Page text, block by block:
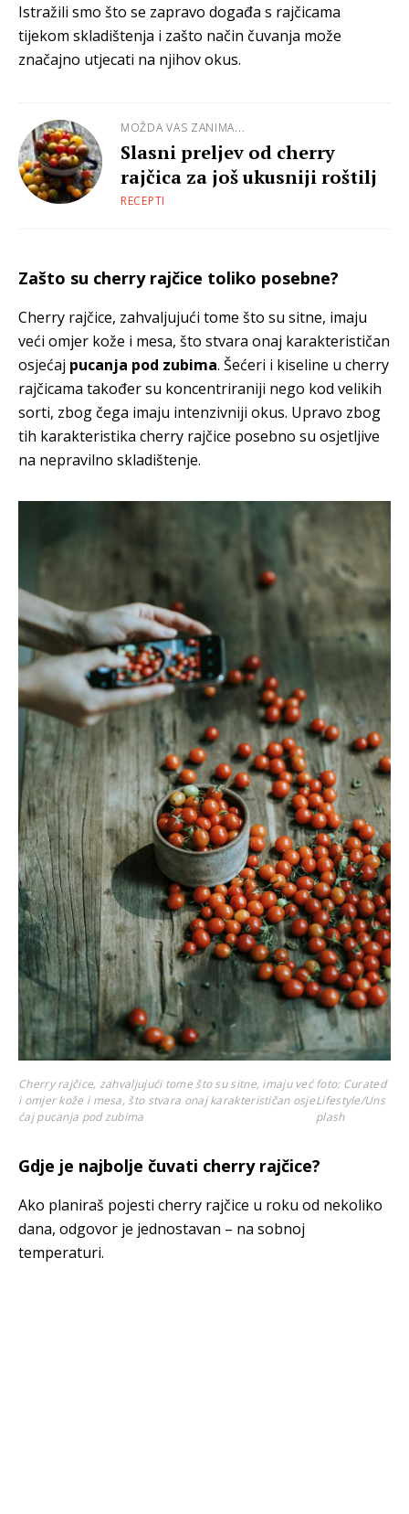
Istražili smo što se zapravo događa s rajčicama
tijekom skladištenja i zašto način čuvanja može
značajno utjecati na njihov okus.
MOŽDA VAS ZANIMA...
Slasni preljev od cherry
rajčica za još ukusniji roštilj
RECEPTI
Zašto su cherry rajčice toliko posebne?
Cherry rajčice, zahvaljujući tome što su sitne, imaju
veći omjer kože i mesa, što stvara onaj karakterističan
osjećaj pucanja pod zubima. Šećeri i kiseline u cherry
rajčicama također su koncentriraniji nego kod velikih
sorti, zbog čega imaju intenzivniji okus. Upravo zbog
tih karakteristika cherry rajčice posebno su osjetljive
na nepravilno skladištenje.
Cherry rajčice, zahvaljujući tome što su sitne, imaju već
i omjer kože i mesa, što stvara onaj karakterističan osje
ćaj pucanja pod zubima
foto: Curated
Lifestyle/Uns
plash
Gdje je najbolje čuvati cherry rajčice?
Ako planiraš pojesti cherry rajčice u roku od nekoliko
dana, odgovor je jednostavan – na sobnoj
temperaturi.